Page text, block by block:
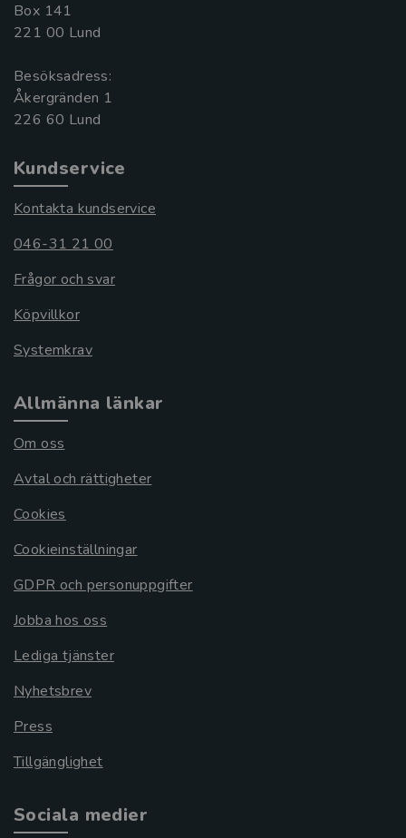
Box 141
221 00 Lund
Besöksadress:
Åkergränden 1
Kundservice
Kontakta kundservice
046-31 21 00
Frågor och svar
Köpvillkor
Systemkrav
Allmänna länkar
Om oss
Avtal och rättigheter
Cookies
Cookieinställningar
GDPR och personuppgifter
Jobba hos oss
Lediga tjänster
Nyhetsbrev
Press
Tillgänglighet
Sociala medier